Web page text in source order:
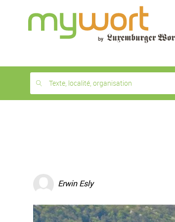
month
free
Texte, localité, organisation
Erwin Esly